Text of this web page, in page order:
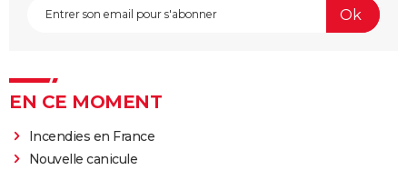
EN CE MOMENT
Incendies en France
Nouvelle canicule